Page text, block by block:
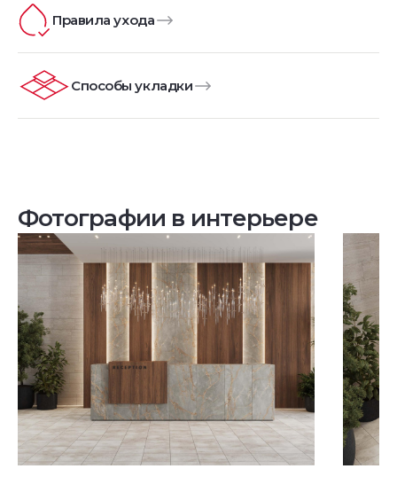
Правила ухода
Способы укладки
Фотографии в интерьере
Посмотреть все проекты